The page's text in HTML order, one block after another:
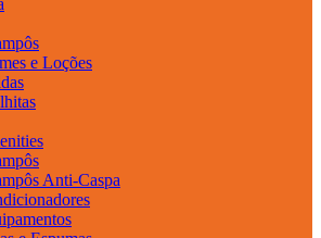
e Loções
Anti-Caspa